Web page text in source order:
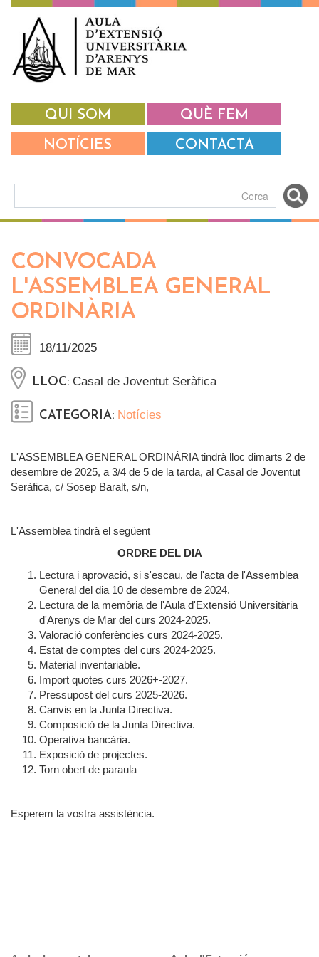
Vés al contingut
QUI SOM QUÈ FEM
NOTÍCIES CONTACTA
Formulari de cerca
CONVOCADA
L'ASSEMBLEA GENERAL
ORDINÀRIA
18/11/2025
LLOC: Casal de Joventut Seràfica
CATEGORIA: Notícies
L'ASSEMBLEA GENERAL ORDINÀRIA tindrà lloc dimarts 2 de
desembre de 2025, a 3/4 de 5 de la tarda, al Casal de Joventut
Seràfica, c/ Sosep Baralt, s/n,
L'Assemblea tindrà el següent
ORDRE DEL DIA
Lectura i aprovació, si s'escau, de l'acta de l'Assemblea
General del dia 10 de desembre de 2024.
Lectura de la memòria de l'Aula d'Extensió Universitària
d'Arenys de Mar del curs 2024-2025.
Valoració conferències curs 2024-2025.
Estat de comptes del curs 2024-2025.
Material inventariable.
Import quotes curs 2026+-2027.
Pressupost del curs 2025-2026.
Canvis en la Junta Directiva.
Composició de la Junta Directiva.
Operativa bancària.
Exposició de projectes.
Torn obert de paraula
Esperem la vostra assistència.